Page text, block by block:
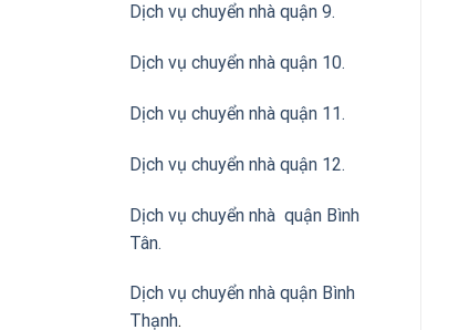
Dịch vụ chuyển nhà quận 9.
Dịch vụ chuyển nhà quận 10.
Dịch vụ chuyển nhà quận 11.
Dịch vụ chuyển nhà quận 12.
Dịch vụ chuyển nhà quận Bình
Tân.
Dịch vụ chuyển nhà quận Bình
Thạnh.